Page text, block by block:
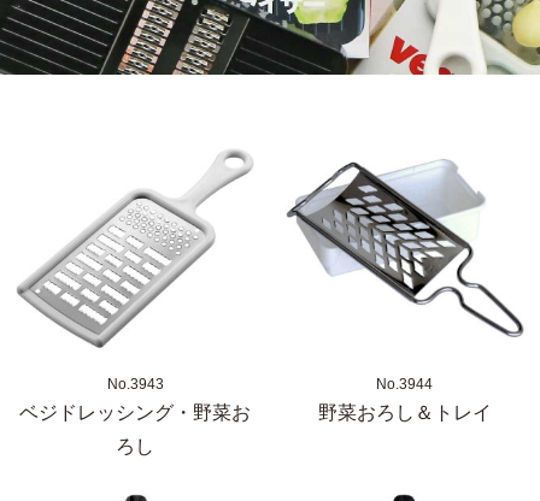
No.3943
ベジドレッシング・野菜お
ろし
No.3944
野菜おろし＆トレイ